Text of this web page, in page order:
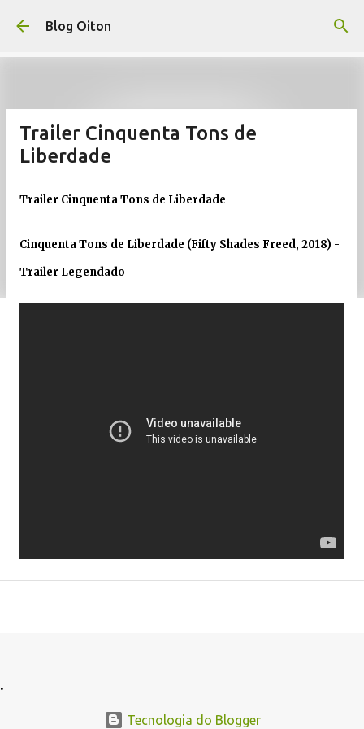
Pular para o conteúdo principal
Blog Oiton
Trailer Cinquenta Tons de
Liberdade
Trailer Cinquenta Tons de Liberdade
Cinquenta Tons de Liberdade (Fifty Shades Freed, 2018) -
Trailer Legendado
.
Tecnologia do Blogger